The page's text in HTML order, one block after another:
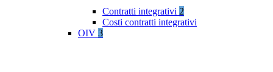
Contratti integrativi 2
Costi contratti integrativi
OIV 3